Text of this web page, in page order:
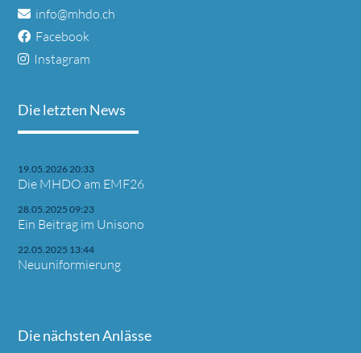
info@mhdo.ch
Facebook
Instagram
Die letzten News
19.05.2026 20:33
Die MHDO am EMF26
28.05.2025 09:23
Ein Beitrag im Unisono
22.05.2025 13:44
Neuuniformierung
Die nächsten Anlässe